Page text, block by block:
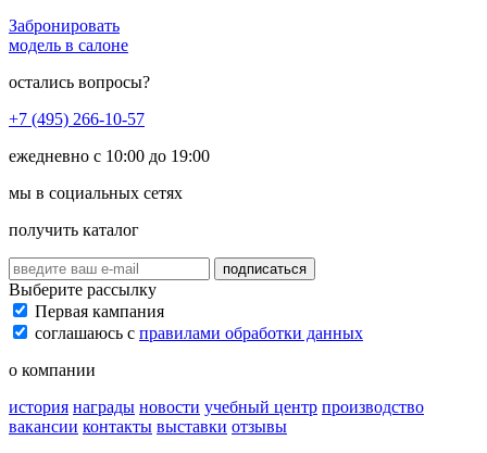
Забронировать
модель в салоне
остались вопросы?
+7 (495) 266-10-57
ежедневно с 10:00 до 19:00
мы в социальных сетях
получить каталог
подписаться
Выберите рассылку
Первая кампания
соглашаюсь с правилами обработки данных
о компании
история награды новости учебный центр производство
вакансии контакты выставки отзывы